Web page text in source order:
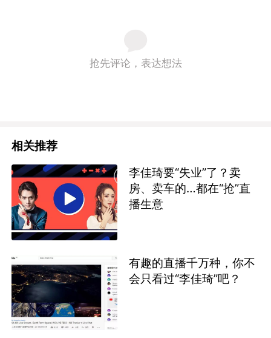
抢先评论，表达想法
相关推荐
李佳琦要“失业”了？卖
房、卖车的…都在“抢”直
播生意
有趣的直播千万种，你不
会只看过“李佳琦”吧？